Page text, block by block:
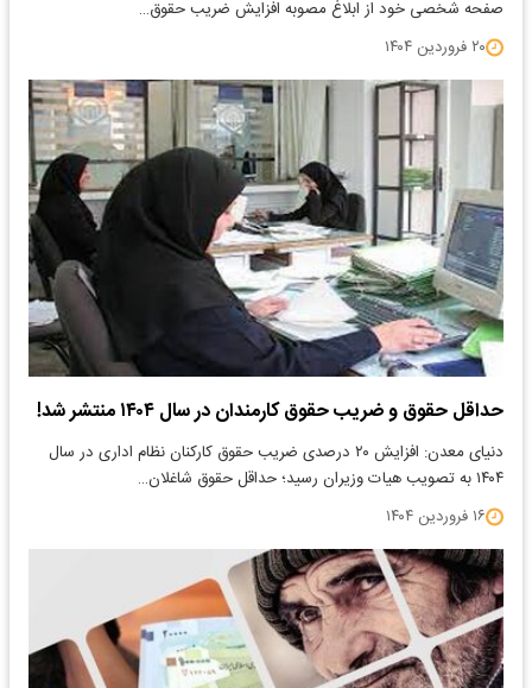
صفحه شخصی خود از ابلاغ مصوبه افزایش ضریب حقوق…
۲۰ فروردین ۱۴۰۴
حداقل حقوق و ضریب حقوق کارمندان در سال ۱۴۰۴ منتشر شد!
دنیای معدن: افزایش ۲۰ درصدی ضریب حقوق کارکنان نظام اداری در سال
۱۴۰۴ به تصویب هیات وزیران رسید؛ حداقل حقوق شاغلان…
۱۶ فروردین ۱۴۰۴